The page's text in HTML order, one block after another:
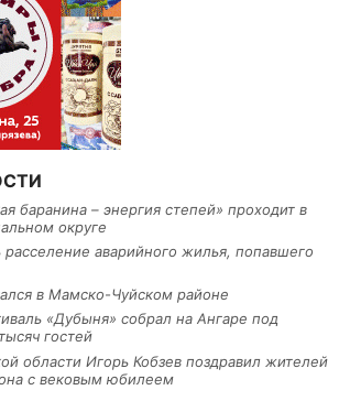
баранина – энергия степей» проходит в
округе
аварийного жилья, попавшего
в Мамско-Чуйском районе
«Дубыня» собрал на Ангаре под
гостей
области Игорь Кобзев поздравил жителей
с вековым юбилеем